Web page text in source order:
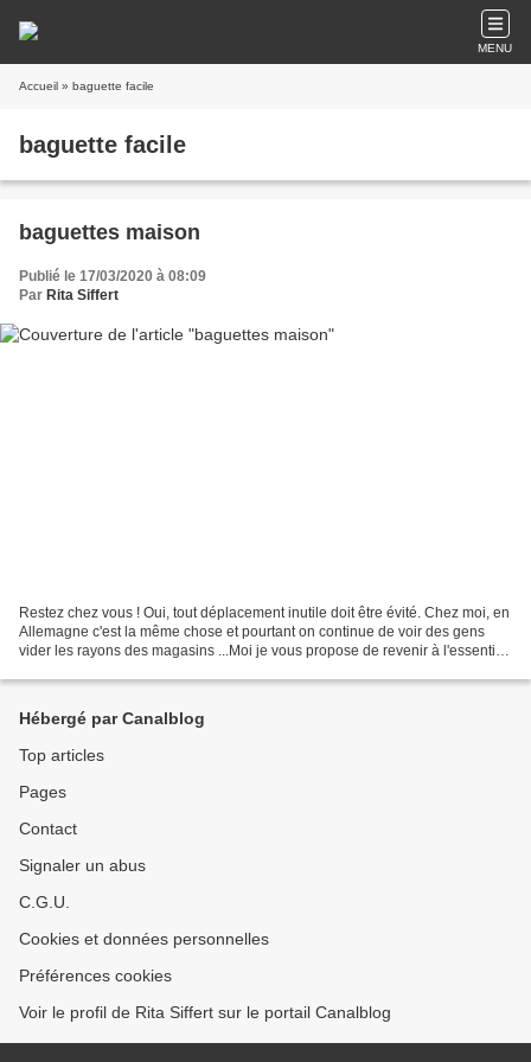
MENU
Accueil » baguette facile
baguette facile
baguettes maison
Publié le 17/03/2020 à 08:09
Par Rita Siffert
Restez chez vous ! Oui, tout déplacement inutile doit être évité. Chez moi, en
Allemagne c'est la même chose et pourtant on continue de voir des gens
vider les rayons des magasins ...Moi je vous propose de revenir à l'essentiel
Hébergé par Canalblog
Top articles
Pages
Contact
Signaler un abus
C.G.U.
Cookies et données personnelles
Préférences cookies
Voir le profil de Rita Siffert sur le portail Canalblog